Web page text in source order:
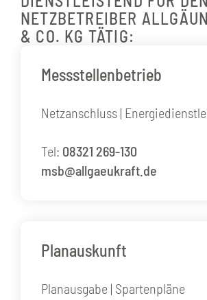
NETZBETREIBER
& CO. KG TÄTIG:
Messstellenbetrieb
Netzanschluss |
Tel: 08321 269-130
msb@allgaeukraft.de
Planauskunft
Planausgabe | Spartenpläne